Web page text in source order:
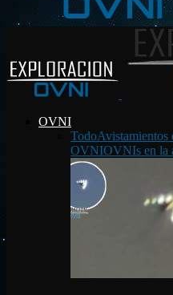
OVNI
TodoAvistamientos
OVNIOVNIs en la